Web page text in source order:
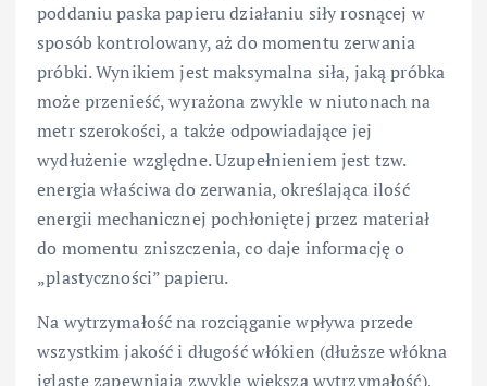
poddaniu paska papieru działaniu siły rosnącej w
sposób kontrolowany, aż do momentu zerwania
próbki. Wynikiem jest maksymalna siła, jaką próbka
może przenieść, wyrażona zwykle w niutonach na
metr szerokości, a także odpowiadające jej
wydłużenie względne. Uzupełnieniem jest tzw.
energia właściwa do zerwania, określająca ilość
energii mechanicznej pochłoniętej przez materiał
do momentu zniszczenia, co daje informację o
„plastyczności” papieru.
Na wytrzymałość na rozciąganie wpływa przede
wszystkim jakość i długość włókien (dłuższe włókna
iglaste zapewniają zwykle większą wytrzymałość),